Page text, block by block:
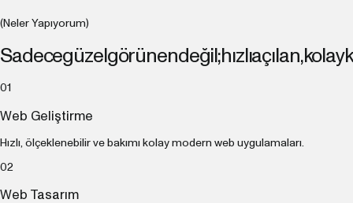
(Neler Yapıyorum)
Sadecegüzel görünendeğil;hızlıaçılan,kolay
01
Web Geliştirme
Hızlı, ölçeklenebilir ve bakımı kolay modern web uygulamaları.
02
Web Tasarım